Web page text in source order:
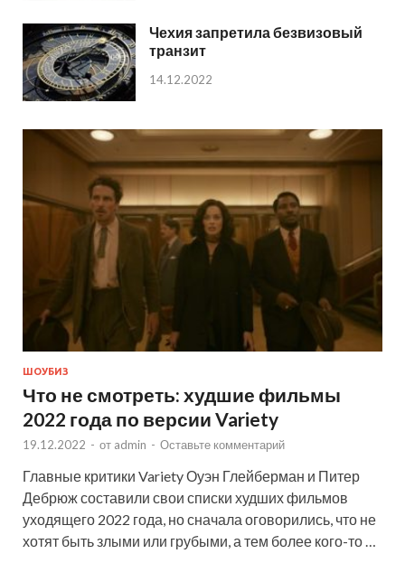
Чехия запретила безвизовый
транзит
14.12.2022
ШОУБИЗ
Что не смотреть: худшие фильмы
2022 года по версии Variety
19.12.2022 - от admin - Оставьте комментарий
Главные критики Variety Оуэн Глейберман и Питер
Дебрюж составили свои списки худших фильмов
уходящего 2022 года, но сначала оговорились, что не
хотят быть злыми или грубыми, а тем более кого-то …